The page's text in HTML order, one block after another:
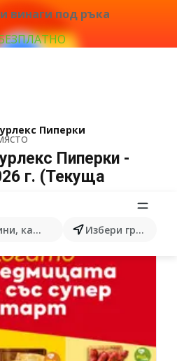
винаги под ръка
БЕЗПЛАТНО
категории, продукти...Избери град
Пиперки
Пиперки -
г. (Текуща